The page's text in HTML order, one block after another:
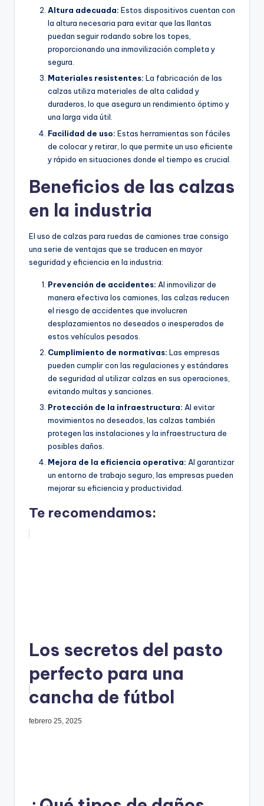
Altura adecuada: Estos dispositivos cuentan con
la altura necesaria para evitar que las llantas
puedan seguir rodando sobre los topes,
proporcionando una inmovilización completa y
segura.
Materiales resistentes: La fabricación de las
calzas utiliza materiales de alta calidad y
duraderos, lo que asegura un rendimiento óptimo y
una larga vida útil.
Facilidad de uso: Estas herramientas son fáciles
de colocar y retirar, lo que permite un uso eficiente
y rápido en situaciones donde el tiempo es crucial.
Beneficios de las calzas
en la industria
El uso de calzas para ruedas de camiones trae consigo
una serie de ventajas que se traducen en mayor
seguridad y eficiencia en la industria:
Prevención de accidentes: Al inmovilizar de
manera efectiva los camiones, las calzas reducen
el riesgo de accidentes que involucren
desplazamientos no deseados o inesperados de
estos vehículos pesados.
Cumplimiento de normativas: Las empresas
pueden cumplir con las regulaciones y estándares
de seguridad al utilizar calzas en sus operaciones,
evitando multas y sanciones.
Protección de la infraestructura: Al evitar
movimientos no deseados, las calzas también
protegen las instalaciones y la infraestructura de
posibles daños.
Mejora de la eficiencia operativa: Al garantizar
un entorno de trabajo seguro, las empresas pueden
mejorar su eficiencia y productividad.
Te recomendamos:
Los secretos del pasto
perfecto para una
cancha de fútbol
febrero 25, 2025